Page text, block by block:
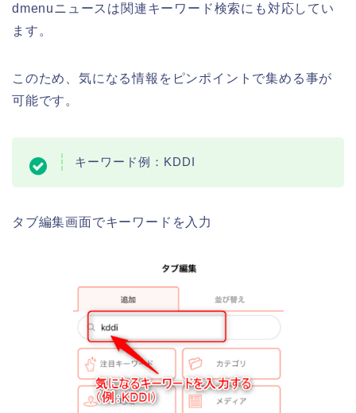
dmenuニュースは関連キーワード検索にも対応してい
ます。
このため、気になる情報をピンポイントで集める事が
可能です。
キーワード例：KDDI
タブ編集画面でキーワードを入力